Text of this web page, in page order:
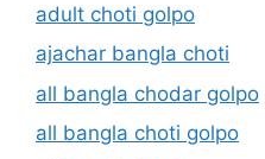
adult choti golpo
ajachar bangla choti
all bangla chodar golpo
all bangla choti golpo